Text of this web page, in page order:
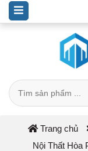
Trang chủ
Nội Thất Hòa